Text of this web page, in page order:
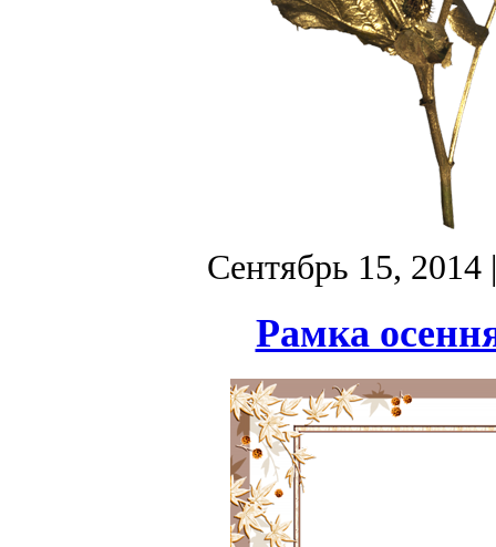
Сентябрь 15, 2014
Рамка